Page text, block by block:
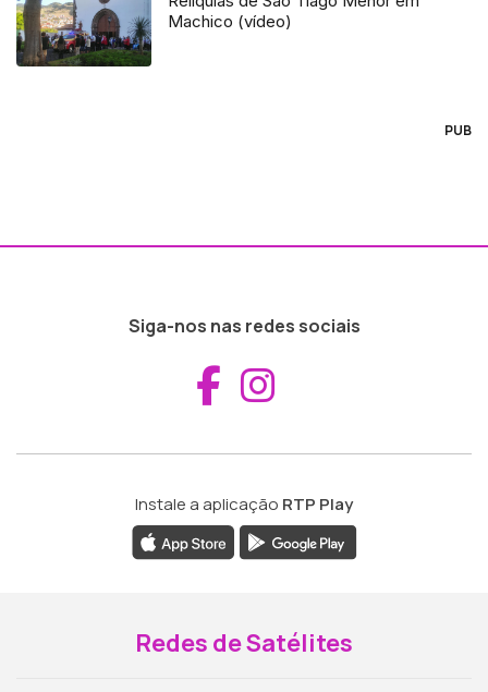
Machico (vídeo)
PUB
Siga-nos nas redes sociais
Aceder ao
Instale a aplicação RTP Play
Redes de Satélites